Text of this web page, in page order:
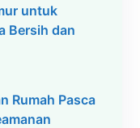
untuk
Bersih dan
Rumah Pasca